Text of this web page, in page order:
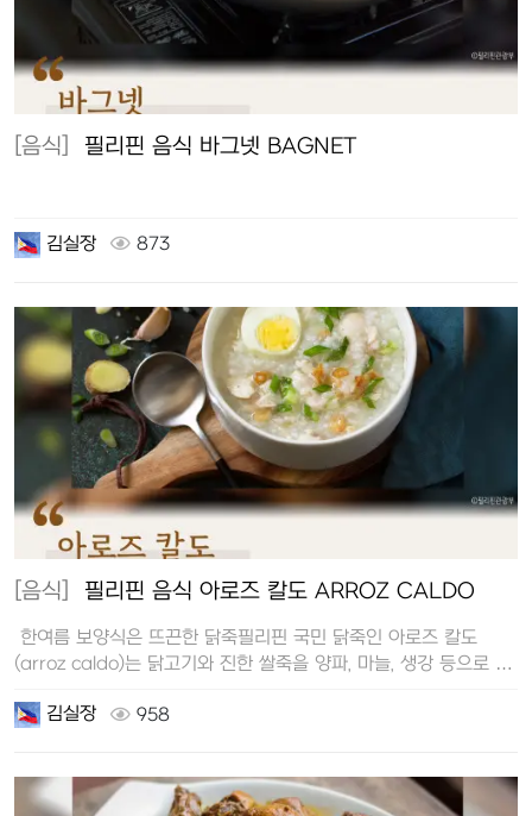
[음식] 필리핀 음식 바그넷 BAGNET
김실장 873
[음식] 필리핀 음식 아로즈 칼도 ARROZ CALDO
한여름 보양식은 뜨끈한 닭죽필리핀 국민 닭죽인 아로즈 칼도
(arroz caldo)는 닭고기와 진한 쌀죽을 양파, 마늘, 생강 등으로 …
김실장 958